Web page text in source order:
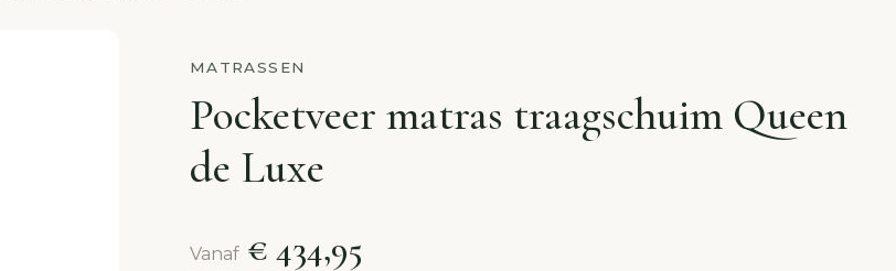
MATRASSEN
Pocketveer matras traagschuim Queen
de Luxe
Vanaf € 434,95